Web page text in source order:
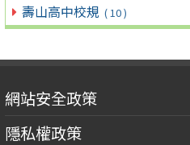
壽山高中校規 ( 10 )
網站安全政策
隱私權政策